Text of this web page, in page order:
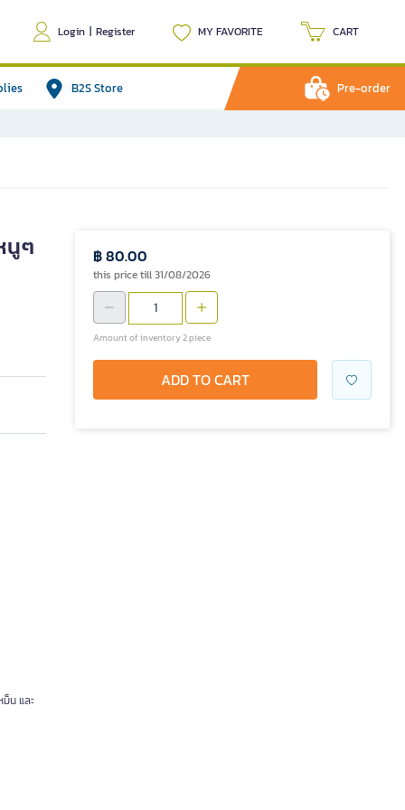
Login | Register MY FAVORITE CART
B2S Store Pre-order
นูๆ
น และ
฿ 80.00
this price till 31/08/2026
Amount of inventory 2 piece
ADD TO CART